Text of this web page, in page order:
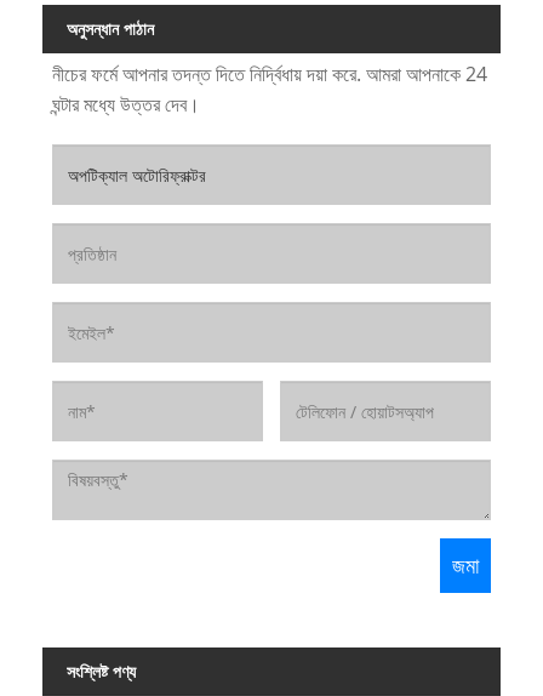
অনুসন্ধান পাঠান
নীচের ফর্মে আপনার তদন্ত দিতে নির্দ্বিধায় দয়া করে. আমরা আপনাকে 24
ঘন্টার মধ্যে উত্তর দেব।
সংশ্লিষ্ট পণ্য